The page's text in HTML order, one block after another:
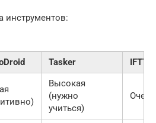
инструментов:
Tasker IFTTT
Высокая
(нужно
учиться)